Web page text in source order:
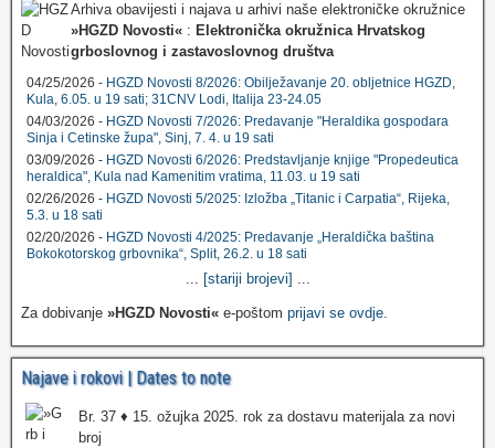
Arhiva obavijesti i najava u arhivi naše elektroničke okružnice
»HGZD Novosti« : Elektronička okružnica Hrvatskog
grboslovnog i zastavoslovnog društva
04/25/2026 - HGZD Novosti 8/2026: Obilježavanje 20. obljetnice HGZD,
Kula, 6.05. u 19 sati; 31CNV Lodi, Italija 23-24.05
04/03/2026 - HGZD Novosti 7/2026: Predavanje "Heraldika gospodara
Sinja i Cetinske župa", Sinj, 7. 4. u 19 sati
03/09/2026 - HGZD Novosti 6/2026: Predstavljanje knjige "Propedeutica
heraldica", Kula nad Kamenitim vratima, 11.03. u 19 sati
02/26/2026 - HGZD Novosti 5/2025: Izložba „Titanic i Carpatia“, Rijeka,
5.3. u 18 sati
02/20/2026 - HGZD Novosti 4/2025: Predavanje „Heraldička baština
Bokokotorskog grbovnika“, Split, 26.2. u 18 sati
... [stariji brojevi] ...
Za dobivanje »HGZD Novosti« e-poštom prijavi se ovdje.
Najave i rokovi | Dates to note
Br. 37 ♦ 15. ožujka 2025. rok za dostavu materijala za novi
broj